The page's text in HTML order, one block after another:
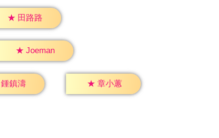
★ 田路路
★ Joeman
鍾鎮濤 ★ 章小蕙